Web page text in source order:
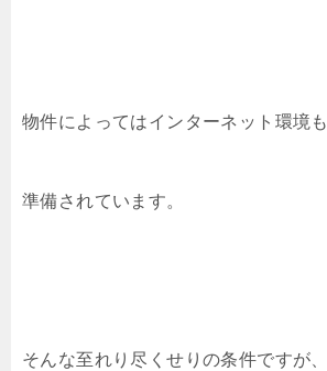
物件によってはインターネット環境も
準備されています。
そんな至れり尽くせりの条件ですが、